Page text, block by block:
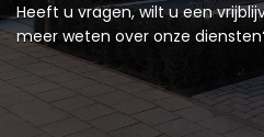
Heeft u vragen, wilt u een
meer weten over onze